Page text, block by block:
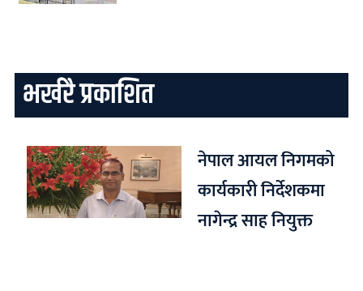
भर्खरै प्रकाशित
नेपाल आयल निगमको
कार्यकारी निर्देशकमा
नागेन्द्र साह नियुक्त